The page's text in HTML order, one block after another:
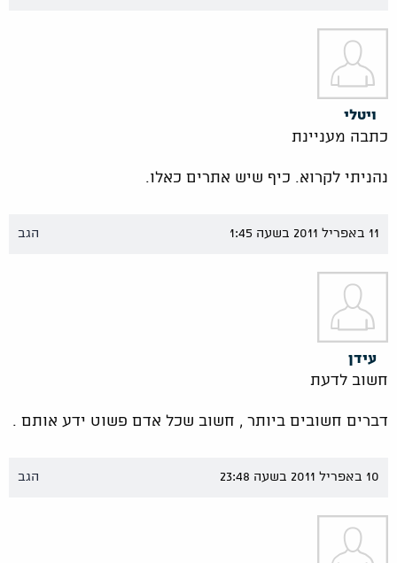
ויטלי
כתבה מעניינת
נהניתי לקרוא. כיף שיש אתרים כאלו.
11 באפריל 2011 בשעה 1:45 הגב
עידן
חשוב לדעת
דברים חשובים ביותר , חשוב שכל אדם פשוט ידע אותם .
10 באפריל 2011 בשעה 23:48 הגב